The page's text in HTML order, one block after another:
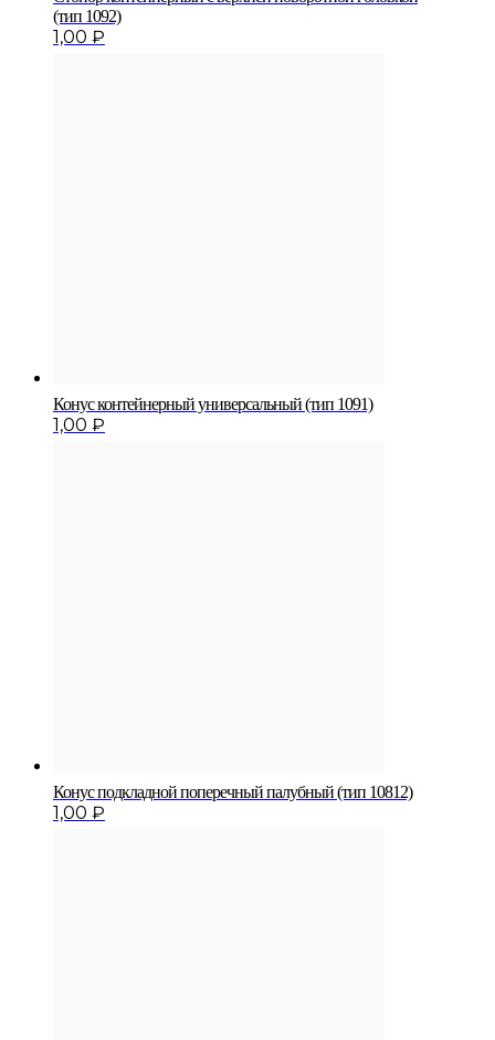
(тип 1092)
1,00 ₽
Конус контейнерный универсальный (тип 1091)
1,00 ₽
Конус подкладной попе­речный палубный (тип 10812)
1,00 ₽